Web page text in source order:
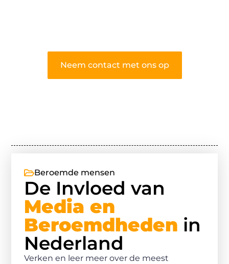
Neem contact met ons op
Beroemde mensen
De Invloed van
Media en
Beroemdheden in
Nederland
Verken en leer meer over de meest